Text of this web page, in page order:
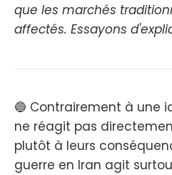
que les marchés
affectés. Essayons
🔵 Contrairement à une
ne réagit pas
plutôt à leurs
guerre en Iran agit